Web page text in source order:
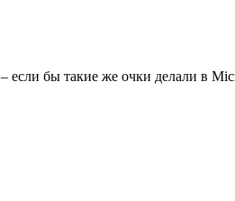
– если бы такие же очки делали в